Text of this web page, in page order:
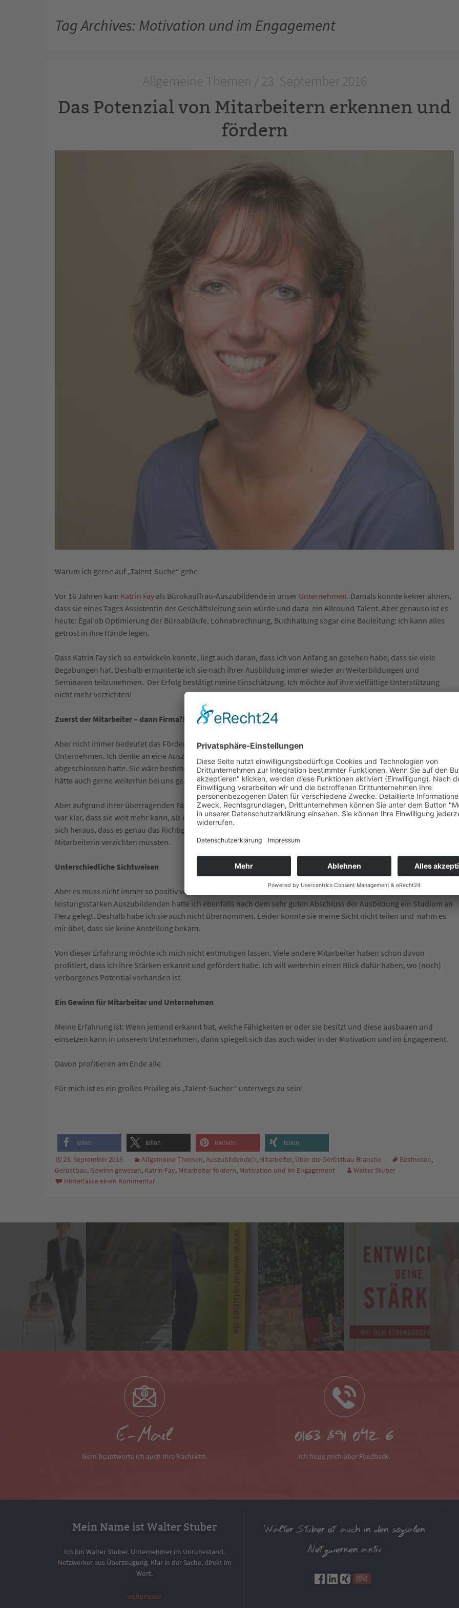
Tag Archives: Motivation und im Engagement
Allgemeine Themen / 23. September 2016
Das Potenzial von Mitarbeitern erkennen und
fördern
Warum ich gerne auf „Talent-Suche“ gehe
Vor 16 Jahren kam Katrin Fay als Bürokauffrau-Auszubildende in unser Unternehmen. Damals konnte keiner ahnen,
dass sie eines Tages Assistentin der Geschäftsleitung sein würde und dazu ein Allround-Talent. Aber genauso ist es
heute: Egal ob Optimierung der Büroabläufe, Lohnabrechnung, Buchhaltung sogar eine Bauleitung: Ich kann alles
getrost in ihre Hände legen.
Dass Katrin Fay sich so entwickeln konnte, liegt auch daran, dass ich von Anfang an gesehen habe, dass sie viele
Begabungen hat. Deshalb ermunterte ich sie nach ihrer Ausbildung immer wieder an Weiterbildungen und
Seminaren teilzunehmen. Der Erfolg bestätigt meine Einschätzung. Ich möchte auf ihre vielfältige Unterstützung
nicht mehr verzichten!
Zuerst der Mitarbeiter – dann Firma?!
Aber nicht immer bedeutet das Fördern eines Mitarbeiters am Ende auch eine Bereicherung für das eigene
Unternehmen. Ich denke an eine Auszubildende, die mit Bestnoten und als Landesiegerin ihre Bürokauffraulehre
abgeschlossen hatte. Sie wäre bestimmt für dieGemeinhardt Gerüstbau Service GmbHein Gewinn gewesen. Sie
hätte auch gerne weiterhin bei uns gearbeitet.
Aber aufgrund ihrer überragenden Fähigkeiten, habe ich ihr geraten ein BWL-Studium zu machen. Denn für mich
war klar, dass sie weit mehr kann, als das, was sie bei uns machenkönnte. Sie hat meinen Rat befolgt und es stellte
sich heraus, dass es genau das Richtige für sie war. Eine gute Entscheidung, auch wenn wir auf diese talentierte
Mitarbeiterin verzichten mussten.
Unterschiedliche Sichtweisen
Aber es muss nicht immer so positiv verlaufen, wenn man als Chef auf Potential hinweist. Einer anderen
leistungsstarken Auszubildenden hatte ich ebenfalls nach dem sehr guten Abschluss der Ausbildung ein Studium an
Herz gelegt. Deshalb habe ich sie auch nicht übernommen. Leider konnte sie meine Sicht nicht teilen und nahm es
mir übel, dass sie keine Anstellung bekam.
Von dieser Erfahrung möchte ich mich nicht entmutigen lassen. Viele andere Mitarbeiter haben schon davon
profitiert, dass ich ihre Stärken erkannt und gefördert habe. Ich will weiterhin einen Blick dafür haben, wo (noch)
verborgenes Potential vorhanden ist.
Ein Gewinn für Mitarbeiter und Unternehmen
Meine Erfahrung ist: Wenn jemand erkannt hat, welche Fähigkeiten er oder sie besitzt und diese ausbauen und
einsetzen kann in unserem Unternehmen, dann spiegelt sich das auch wider in der Motivation und im Engagement.
Davon profitieren am Ende alle.
Für mich ist es ein großes Privileg als „Talent-Sucher“ unterwegs zu sein!
teilen teilen merken teilen
23. September 2016 Allgemeine Themen,Auszubildende/r, Mitarbeiter, Über die Gerüstbau Branche Bestnoten,
Gerüstbau, Gewinn gewesen, Katrin Fay, Mitarbeiter fördern, Motivation und im Engagement
Walter Stuber
Hinterlasse einen Kommentar
E-Mail
Gern beantworte ich auch Ihre Nachricht.
0163 891 042 6
Ich freue mich über Feedback.
Mein Name ist Walter Stuber
Ich bin Walter Stuber. Unternehmer im Unruhestand.
Netzwerker aus Überzeugung. Klar in der Sache, direkt im
Wort.
weiterlesen
Walter Stuber ist auch in den sozialen
Netzwerken aktiv